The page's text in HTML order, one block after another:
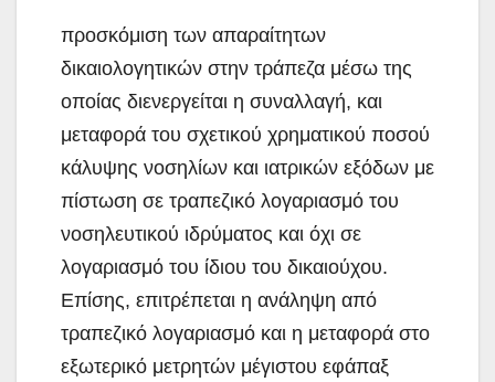
προσκόμιση των απαραίτητων
δικαιολογητικών στην τράπεζα μέσω της
οποίας διενεργείται η συναλλαγή, και
μεταφορά του σχετικού χρηματικού ποσού
κάλυψης νοσηλίων και ιατρικών εξόδων με
πίστωση σε τραπεζικό λογαριασμό του
νοσηλευτικού ιδρύματος και όχι σε
λογαριασμό του ίδιου του δικαιούχου.
Επίσης, επιτρέπεται η ανάληψη από
τραπεζικό λογαριασμό και η μεταφορά στο
εξωτερικό μετρητών μέγιστου εφάπαξ